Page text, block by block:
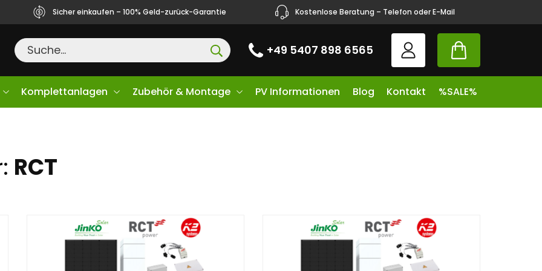
Sicher einkaufen – 100% Geld-zurück-Garantie Kostenlose Beratung – Telefon oder E-Mail
+49 5407 898 6565
Komplettanlagen Zubehör & Montage PV Informationen Blog Kontakt %SALE%
RCT